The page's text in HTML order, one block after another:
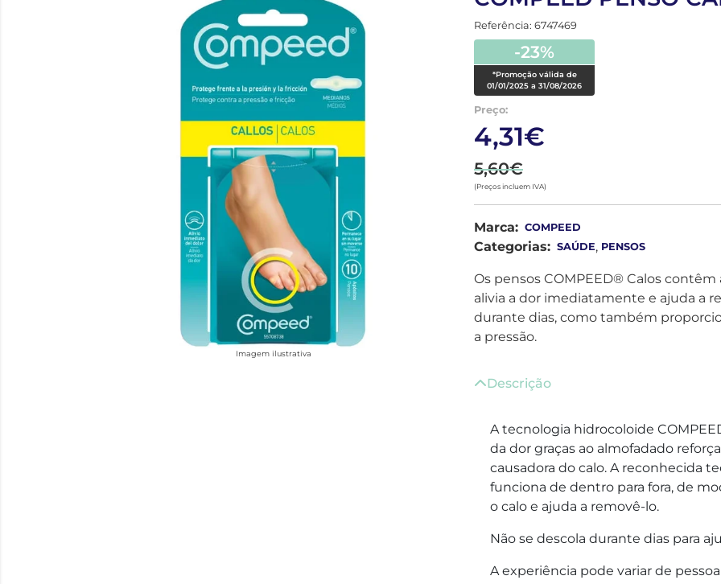
Imagem ilustrativa
Referência: 6747469
-23%
*Promoção válida de
01/01/2025 a 31/08/2026
Preço:
4,31€
5,60€
(Preços incluem IVA)
Marca: COMPEED
Categorias: SAÚDE, PENSOS
Os pensos COMPEED® Calos
alivia a dor imediatamente e ajuda a
durante dias, como também
a pressão.
Descrição
A tecnologia hidrocoloide
da dor graças ao almofadado
causadora do calo. A reconhecida
funciona de dentro para fora, de
o calo e ajuda a removê-lo.
Não se descola durante dias para
A experiência pode variar de